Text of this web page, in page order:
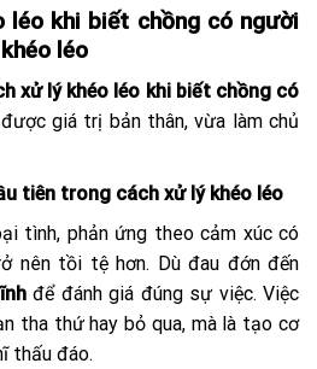
léo khi biết chồng có người
léo
xử lý khéo léo khi biết chồng có
giá trị bản thân, vừa làm chủ
tiên trong cách xử lý khéo léo
tình, phản ứng theo cảm xúc có
nên tồi tệ hơn. Dù đau đớn đến
để đánh giá đúng sự việc. Việc
tha thứ hay bỏ qua, mà là tạo cơ
thấu đáo.